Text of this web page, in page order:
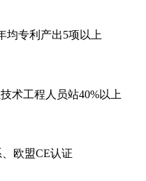
均专利产出5项以上
术工程人员站40%以上
欧盟CE认证